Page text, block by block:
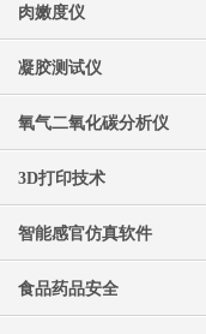
肉嫩度仪
凝胶测试仪
氧气二氧化碳分析仪
3D打印技术
智能感官仿真软件
食品药品安全